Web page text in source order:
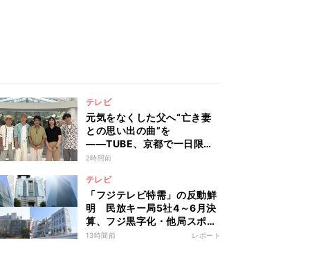
テレビ
元気をなくした父へ“亡き妻
との思い出の曲”を
――TUBE、京都で一日限り
のサプライズ
2時間前
テレビ
「フジテレビ特需」の反動鮮
明 民放キー局5社4～6月決
算、フジ黒字化・他局スポッ
ト収入大幅減
13時間前 レポート